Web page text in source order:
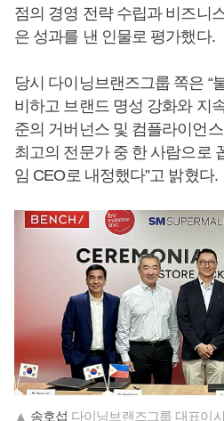
점의 경영 전략 수립과 비즈니
은 성과를 낸 인물로 평가했다.
당시 다이닝브랜즈그룹 쪽은 “
비하고 브랜드 명성 강화와 지
준의 거버넌스 및 컴플라이언
최고의 전문가 중 한 사람으로
임 CEO로 내정했다”고 밝혔다.
▲ 송호섭 다이닝브랜즈그룹 대표이